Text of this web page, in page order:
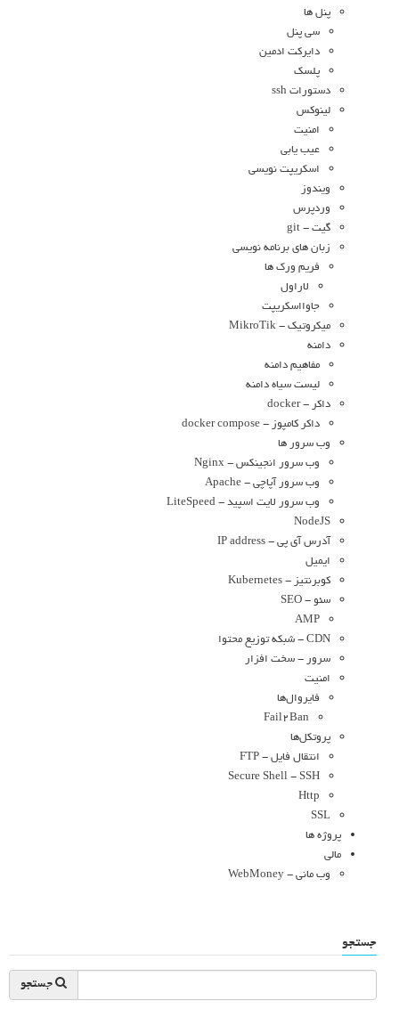
پنل ها
سی پنل
دایرکت ادمین
پلسک
دستورات ssh
لینوکس
امنیت
عیب یابی
اسکریپت نویسی
ویندوز
وردپرس
گیت - git
زبان های برنامه نویسی
فریم ورک ها
لاراول
جاوااسکریپت
میکروتیک - MikroTik
دامنه
مفاهیم دامنه
لیست سیاه دامنه
داکر - docker
داکر کامپوز - docker compose
وب سرور ها
وب سرور انجینکس - Nginx
وب سرور آپاچی - Apache
وب سرور لایت اسپید - LiteSpeed
NodeJS
آدرس آی پی - IP address
ایمیل
کوبرنتیز - Kubernetes
سئو - SEO
AMP
CDN - شبکه توزیع محتوا
سرور - سخت افزار
امنیت
فایروال‌ها
Fail2Ban
پروتکل‌ها
انتقال فایل - FTP
Secure Shell - SSH
Http
SSL
پروژه ها
مالی
وب مانی - WebMoney
جستجو
جستجو